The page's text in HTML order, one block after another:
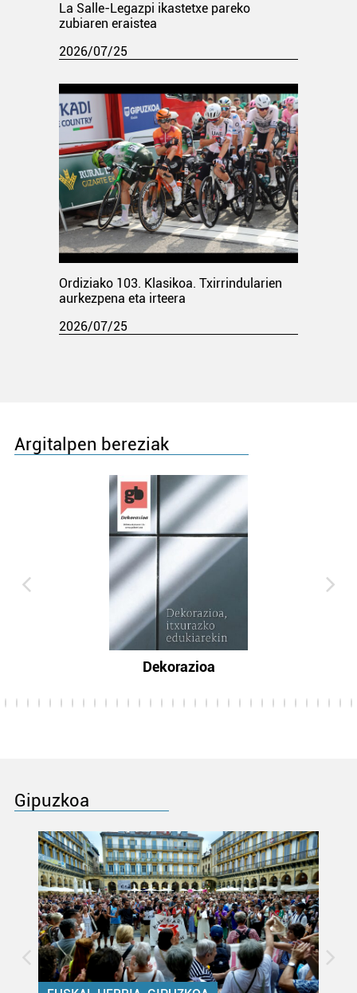
La Salle-Legazpi ikastetxe pareko
zubiaren eraistea
2026/07/25
Ordiziako 103. Klasikoa. Txirrindularien
aurkezpena eta irteera
2026/07/25
Argitalpen bereziak
Dekorazioa
Gipuzkoa